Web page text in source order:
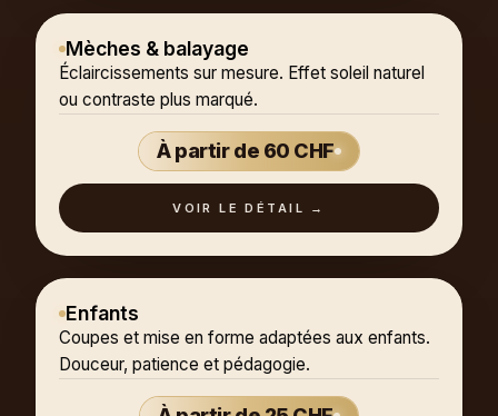
Mèches & balayage
Éclaircissements sur mesure. Effet soleil naturel
ou contraste plus marqué.
À partir de 60 CHF
VOIR LE DÉTAIL →
Enfants
Coupes et mise en forme adaptées aux enfants.
Douceur, patience et pédagogie.